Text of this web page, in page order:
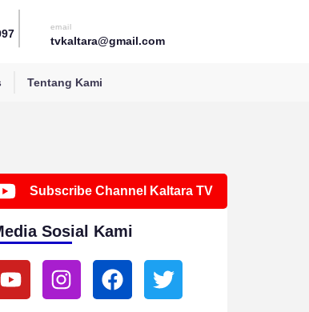
email
tvkaltara@gmail.com
Tentang Kami
Subscribe Channel Kaltara TV
Sosial Kami
Y
o
u
I
n
s
F
a
c
T
w
i